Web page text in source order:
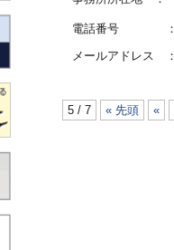
電話番号 ：
メールアドレス ：
5 / 7 « 先頭 «